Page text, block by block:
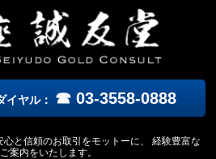
イヤル： ☎ 03-3558-0888
心と信頼のお取引をモットーに、 経験豊富な
案内をいたします。